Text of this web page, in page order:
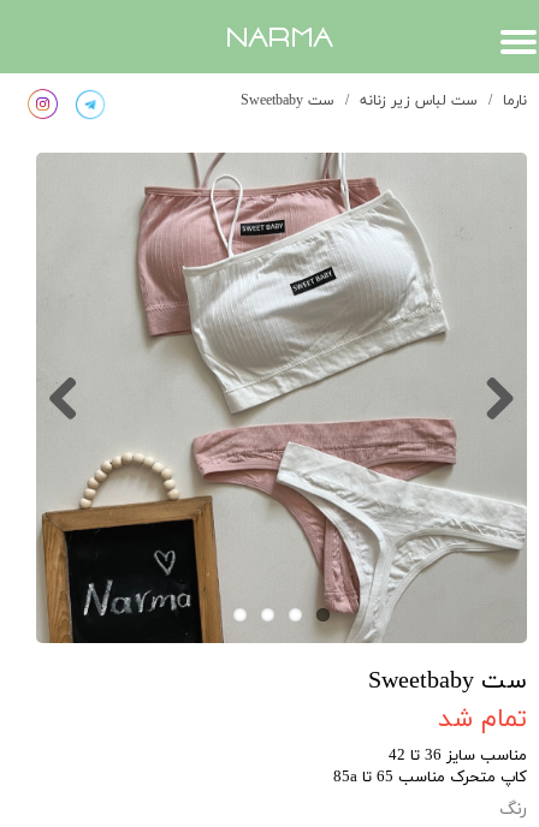
​narma
نارما ست لباس زیر زنانه ست Sweetbaby
ست Sweetbaby
تمام شد
مناسب سایز 36 تا 42
کاپ متحرک مناسب 65 تا 85a
رنگ